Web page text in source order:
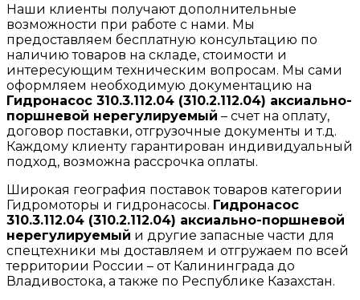
Наши клиенты получают дополнительные
возможности при работе с нами. Мы
предоставляем бесплатную консультацию по
наличию товаров на складе, стоимости и
интересующим техническим вопросам. Мы сами
оформляем необходимую документацию на
Гидронасос 310.3.112.04 (310.2.112.04) аксиально-
поршневой нерегулируемый – счет на оплату,
договор поставки, отгрузочные документы и т.д.
Каждому клиенту гарантирован индивидуальный
подход, возможна рассрочка оплаты.
Широкая география поставок товаров категории
Гидромоторы и гидронасосы. Гидронасос
310.3.112.04 (310.2.112.04) аксиально-поршневой
нерегулируемый и другие запасные части для
спецтехники мы доставляем и отгружаем по всей
территории России – от Калининграда до
Владивостока, а также по Республике Казахстан.